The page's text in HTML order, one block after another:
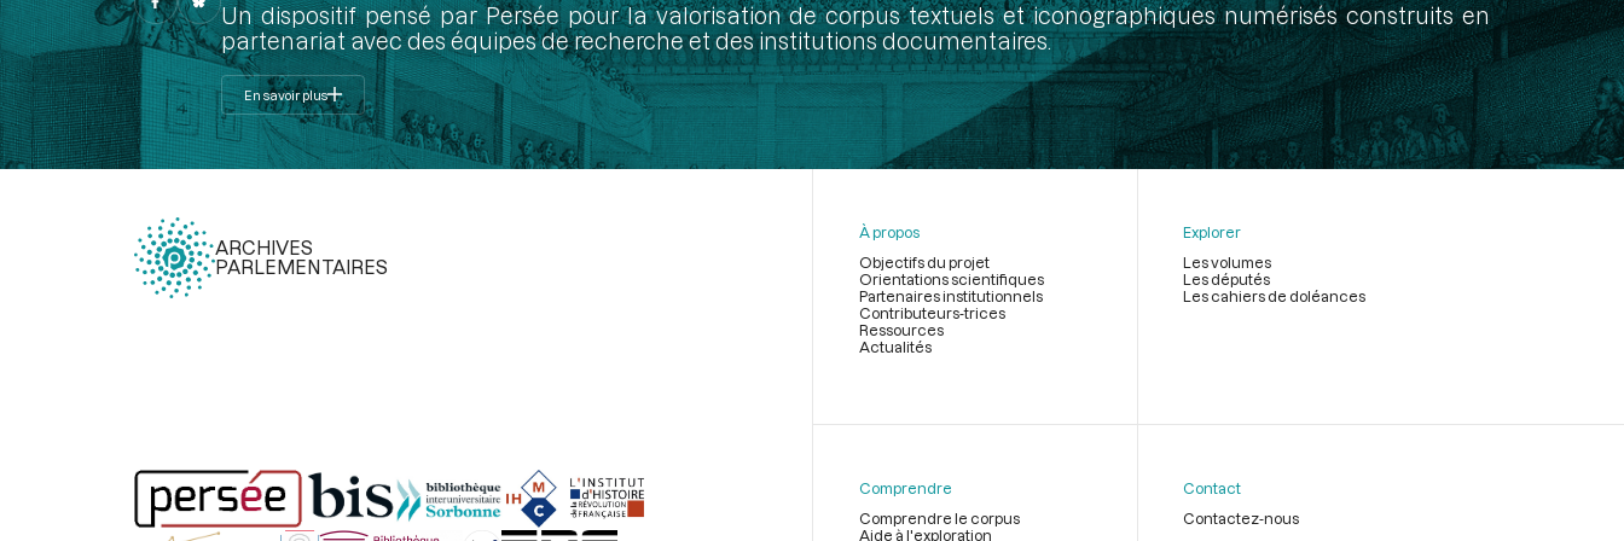
Un dispositif pensé par Persée pour la valorisation de corpus textuels et iconographiques numérisés construits en
partenariat avec des équipes de recherche et des institutions documentaires.
En savoir plus
ARCHIVES
PARLEMENTAIRES
page
À propos
Objectifs du projet
Orientations scientifiques
Partenaires institutionnels
Contributeurs-trices
Ressources
Actualités
Explorer
Les volumes
Les députés
Les cahiers de doléances
Comprendre
Comprendre le corpus
Aide à l'exploration
Contact
Contactez-nous